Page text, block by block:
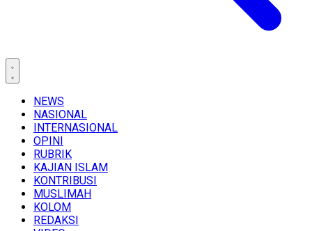
NEWS
NASIONAL
INTERNASIONAL
OPINI
RUBRIK
KAJIAN ISLAM
KONTRIBUSI
MUSLIMAH
KOLOM
REDAKSI